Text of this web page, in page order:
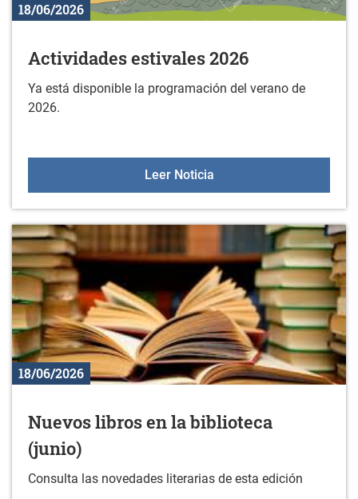
18/06/2026
Actividades estivales 2026
Ya está disponible la programación del verano de
2026.
Leer NoticiaActividades estivales
18/06/2026
Nuevos libros en la biblioteca
(junio)
Consulta las novedades literarias de esta edición